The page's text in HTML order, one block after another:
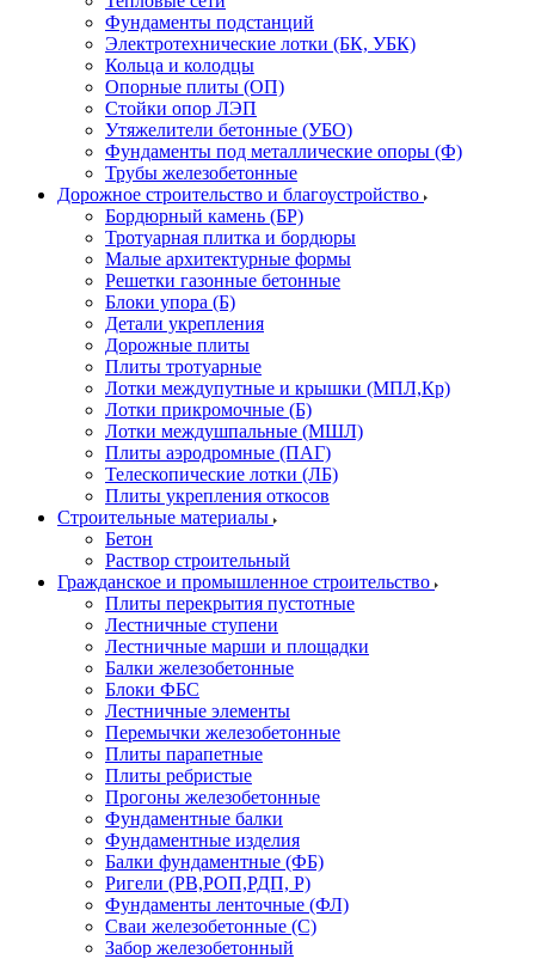
Фундаменты подстанций
Электротехнические лотки (БК, УБК)
Кольца и колодцы
Опорные плиты (ОП)
Стойки опор ЛЭП
Утяжелители бетонные (УБО)
Фундаменты под металлические опоры (Ф)
Трубы железобетонные
Дорожное строительство и благоустройство
Бордюрный камень (БР)
Тротуарная плитка и бордюры
Малые архитектурные формы
Решетки газонные бетонные
Блоки упора (Б)
Детали укрепления
Дорожные плиты
Плиты тротуарные
Лотки междупутные и крышки (МПЛ,Кр)
Лотки прикромочные (Б)
Лотки междушпальные (МШЛ)
Плиты аэродромные (ПАГ)
Телескопические лотки (ЛБ)
Плиты укрепления откосов
Строительные материалы
Бетон
Раствор строительный
Гражданское и промышленное строительство
Плиты перекрытия пустотные
Лестничные ступени
Лестничные марши и площадки
Балки железобетонные
Блоки ФБС
Лестничные элементы
Перемычки железобетонные
Плиты парапетные
Плиты ребристые
Прогоны железобетонные
Фундаментные балки
Фундаментные изделия
Балки фундаментные (ФБ)
Ригели (РВ,РОП,РДП, Р)
Фундаменты ленточные (ФЛ)
Сваи железобетонные (С)
Забор железобетонный